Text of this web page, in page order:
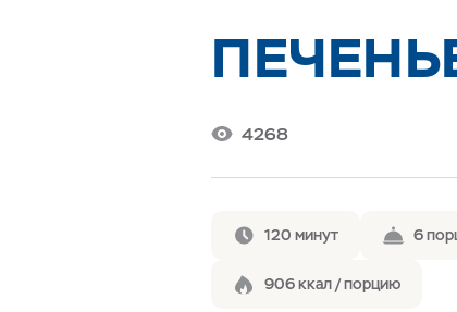
4268
120 минут 6
906 ккал / порцию